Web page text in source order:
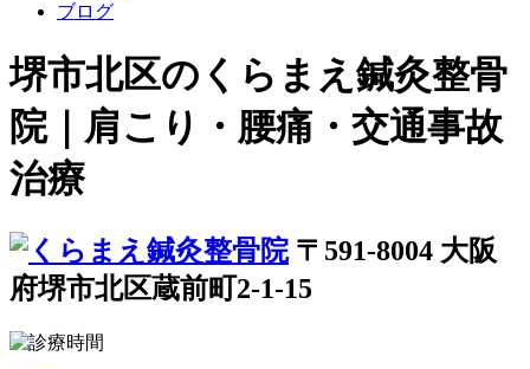
ブログ
堺市北区のくらまえ鍼灸整骨
院｜肩こり・腰痛・交通事故
治療
〒591-8004 大阪
府堺市北区蔵前町2-1-15